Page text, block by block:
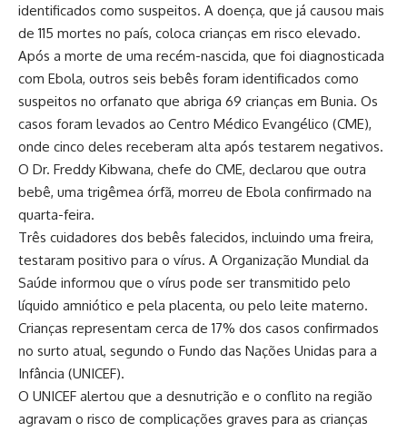
identificados como suspeitos. A doença, que já causou mais
de 115 mortes no país, coloca crianças em risco elevado.
Após a morte de uma recém-nascida, que foi diagnosticada
com Ebola, outros seis bebês foram identificados como
suspeitos no orfanato que abriga 69 crianças em Bunia. Os
casos foram levados ao Centro Médico Evangélico (CME),
onde cinco deles receberam alta após testarem negativos.
O Dr. Freddy Kibwana, chefe do CME, declarou que outra
bebê, uma trigêmea órfã, morreu de Ebola confirmado na
quarta-feira.
Três cuidadores dos bebês falecidos, incluindo uma freira,
testaram positivo para o vírus. A Organização Mundial da
Saúde informou que o vírus pode ser transmitido pelo
líquido amniótico e pela placenta, ou pelo leite materno.
Crianças representam cerca de 17% dos casos confirmados
no surto atual, segundo o Fundo das Nações Unidas para a
Infância (UNICEF).
O UNICEF alertou que a desnutrição e o conflito na região
agravam o risco de complicações graves para as crianças